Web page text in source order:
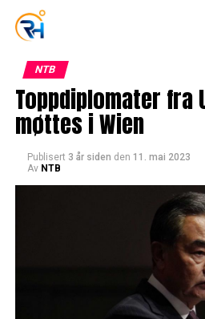
NTB
Toppdiplomater fra
møttes i Wien
Publisert 3 år siden den 11. mai 2023
Av NTB